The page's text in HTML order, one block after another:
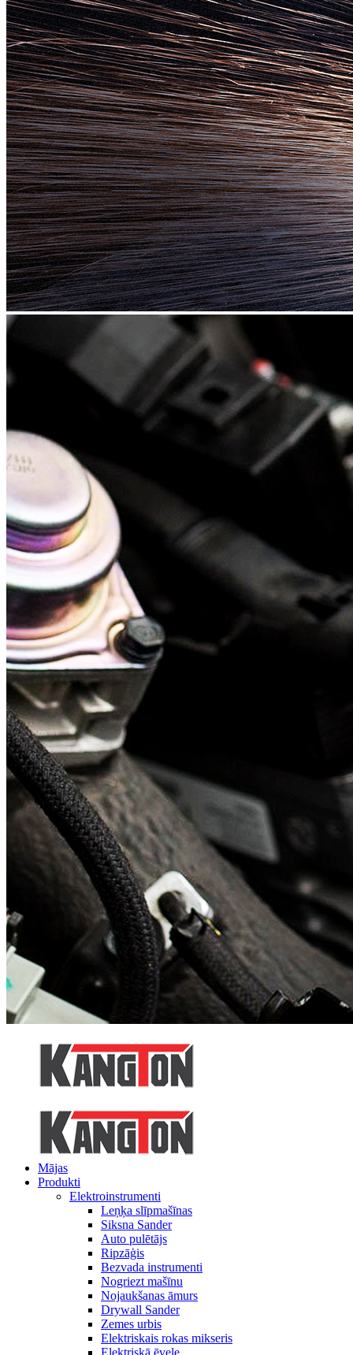
Mājas
Produkti
Elektroinstrumenti
Leņķa slīpmašīnas
Siksna Sander
Auto pulētājs
Ripzāģis
Bezvada instrumenti
Nogriezt mašīnu
Nojaukšanas āmurs
Drywall Sander
Zemes urbis
Elektriskais rokas mikseris
Elektriskā ēvele